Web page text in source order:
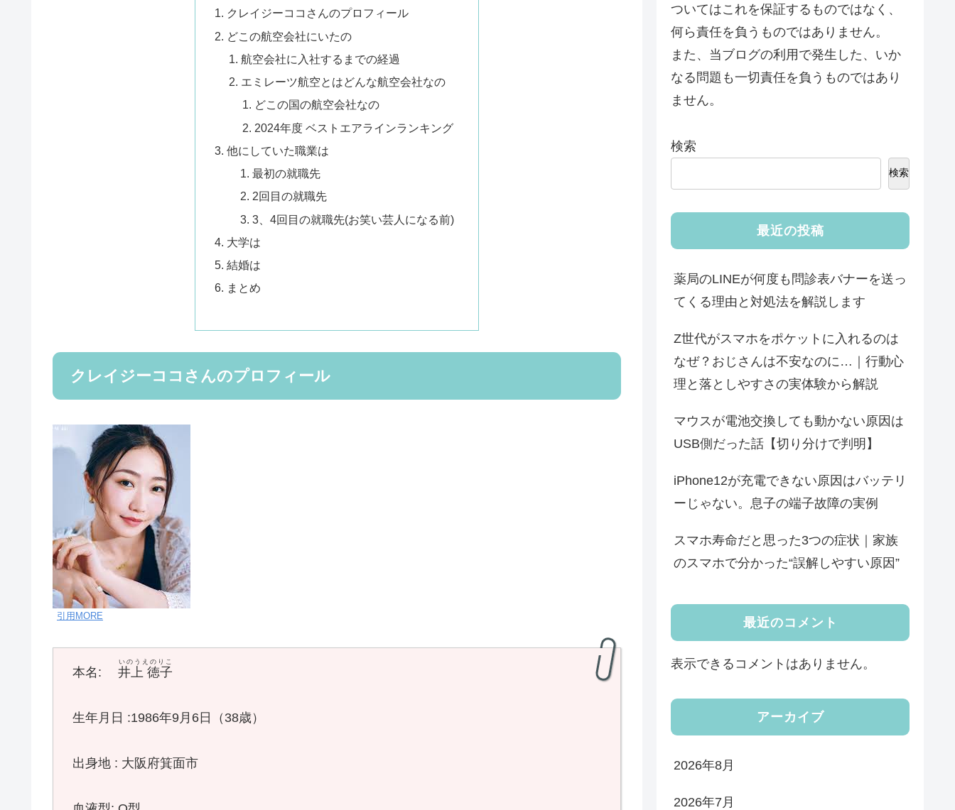
クレイジーココさんのプロフィール
どこの航空会社にいたの
航空会社に入社するまでの経過
エミレーツ航空とはどんな航空会社なの
どこの国の航空会社なの
2024年度 ベストエアラインランキング
他にしていた職業は
最初の就職先
2回目の就職先
3、4回目の就職先(お笑い芸人になる前)
大学は
結婚は
まとめ
クレイジーココさんのプロフィール
引用MORE
本名: 井上 徳子
いのうえのりこ
生年月日 :1986年9月6日（38歳）
出身地 : 大阪府箕面市
ついてはこれを保証するものではなく、
何ら責任を負うものではありません。
また、当ブログの利用で発生した、いか
なる問題も一切責任を負うものではあり
ません。
検索
検索
最近の投稿
薬局のLINEが何度も問診表バナーを送っ
てくる理由と対処法を解説します
Z世代がスマホをポケットに入れるのは
なぜ？おじさんは不安なのに…｜行動心
理と落としやすさの実体験から解説
マウスが電池交換しても動かない原因は
USB側だった話【切り分けで判明】
iPhone12が充電できない原因はバッテリ
ーじゃない。息子の端子故障の実例
スマホ寿命だと思った3つの症状｜家族
のスマホで分かった“誤解しやすい原因”
最近のコメント
表示できるコメントはありません。
アーカイブ
2026年8月
2026年7月